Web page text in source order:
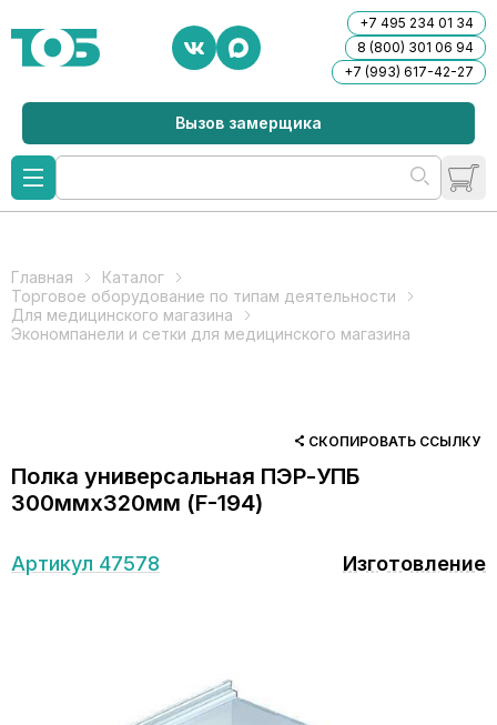
+7 495 234 01 34
8 (800) 301 06 94
+7 (993) 617-42-27
Вызов замерщика
Главная
Каталог
Торговое оборудование по типам деятельности
Для медицинского магазина
Экономпанели и сетки для медицинского магазина
СКОПИРОВАТЬ ССЫЛКУ
Полка универсальная ПЭР-УПБ
300ммх320мм (F-194)
Артикул 47578 Изготовление